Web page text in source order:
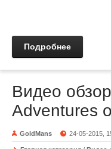
Подробнее
Видео
Adventures
GoldMans 24-05-2015,